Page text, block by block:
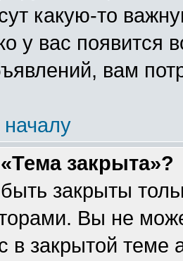
какую-то
у вас появится
вам
началу
закрыта»?
закрыты
Вы не
в закрытой теме